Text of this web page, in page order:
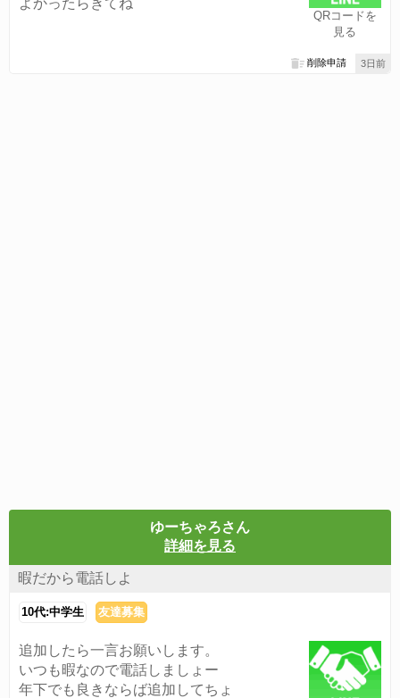
QRコードを
見る
よかったらきてね
3日前
削除申請
ゆーちゃろさん
詳細を見る
暇だから電話しよ
10代:中学生 友達募集
追加したら一言お願いします。
いつも暇なので電話しましょー
年下でも良きならば追加してちょ